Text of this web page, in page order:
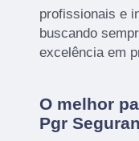
profissionais e
buscando
excelência em
O melhor
Pgr